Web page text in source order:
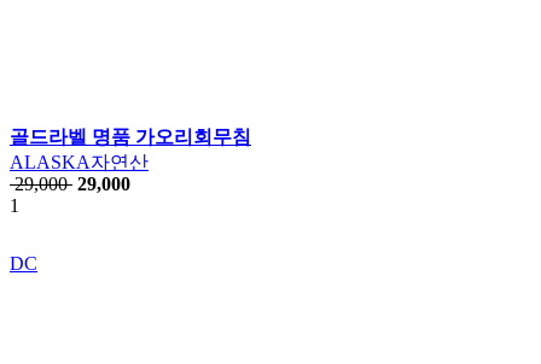
골드라벨 명품 가오리회무침
ALASKA자연산
29,000 29,000
1
DC